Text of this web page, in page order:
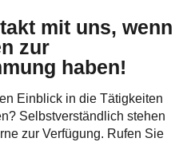
mit uns, wenn
zur
haben!
Einblick in die Tätigkeiten
Selbstverständlich stehen
zur Verfügung. Rufen Sie